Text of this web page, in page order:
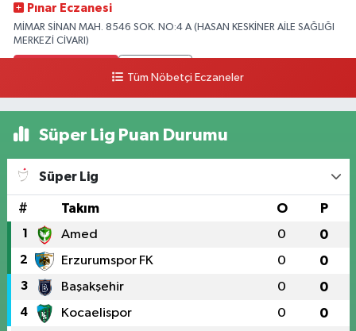
Pınar Eczanesi
MİMAR SİNAN MAH. 8546 SOK. NO:4 A (HASAN KESKİNER AİLE SAĞLIĞI
MERKEZİ CİVARI)
Tüm Nöbetçi Eczaneler
Süper Lig Puan Durumu
Süper Lig
# Takım O P
1 Amed 0 0
2 Erzurumspor FK 0 0
3 Başakşehir 0 0
4 Kocaelispor 0 0